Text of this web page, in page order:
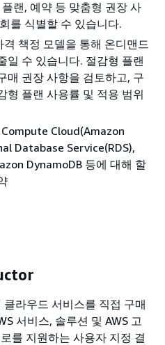
랜, 예약 등 맞춤형 권장 사
를 식별할 수 있습니다.
격 책정 모델을 통해 온디맨드
일 수 있습니다. 절감형 플랜
매 권장 사항을 검토하고, 구
형 플랜 사용률 및 적용 범위
Cloud(Amazon
Database Service(RDS),
DynamoDB 등에 대해 할
라우드 서비스를 직접 구매
서비스, 솔루션 및 AWS 고
를 지원하는 사용자 지정 결